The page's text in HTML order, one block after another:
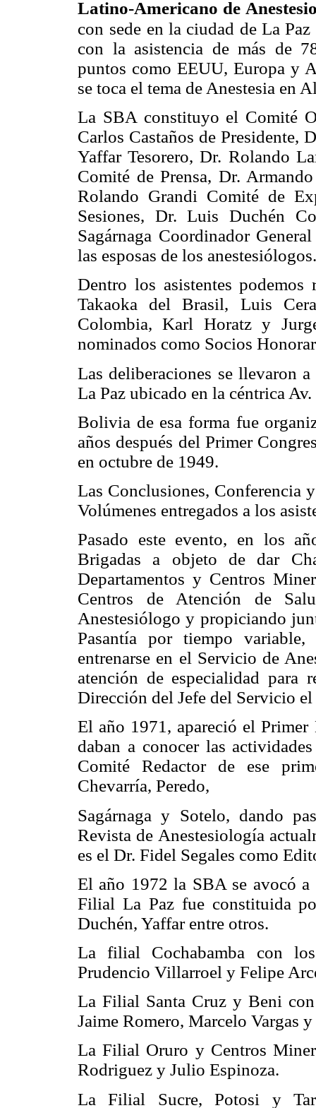
Latino-Americano de
con sede en la ciudad de La
con la asistencia de más de
puntos como EEUU, Europa y
se toca el tema de Anestesia en
La SBA constituyo el Comité
Carlos Castaños de Presidente,
Yaffar Tesorero, Dr. Rolando
Comité de Prensa, Dr.
Rolando Grandi Comité de
Sesiones, Dr. Luis Duchén
Sagárnaga Coordinador
las esposas de los anestesiólogos.
Dentro los asistentes
Takaoka del Brasil, Luis
Colombia, Karl Horatz y
nominados como Socios
Las deliberaciones se llevaron
La Paz ubicado en la céntrica
Bolivia de esa forma fue
años después del Primer
en octubre de 1949.
Las Conclusiones, Conferencia
Volúmenes entregados a los
Pasado este evento, en los
Brigadas a objeto de dar
Departamentos y Centros
Centros de Atención de
Anestesiólogo y propiciando
Pasantía por tiempo
entrenarse en el Servicio de
atención de especialidad para
Dirección del Jefe del Servicio
El año 1971, apareció el
daban a conocer las
Comité Redactor de ese
Chevarría, Peredo,
Sagárnaga y Sotelo, dando
Revista de Anestesiología
es el Dr. Fidel Segales como
El año 1972 la SBA se avocó
Filial La Paz fue constituida
Duchén, Yaffar entre otros.
La filial Cochabamba con
Prudencio Villarroel y Felipe
La Filial Santa Cruz y Beni
Jaime Romero, Marcelo Vargas
La Filial Oruro y Centros
Rodriguez y Julio Espinoza.
La Filial Sucre, Potosi y